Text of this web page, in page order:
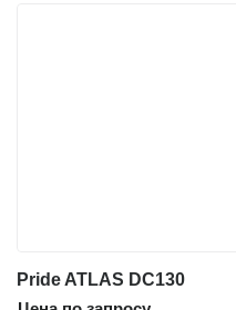
Pride ATLAS DC130